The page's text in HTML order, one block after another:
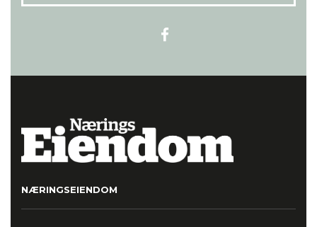
NÆRINGSEIENDOM